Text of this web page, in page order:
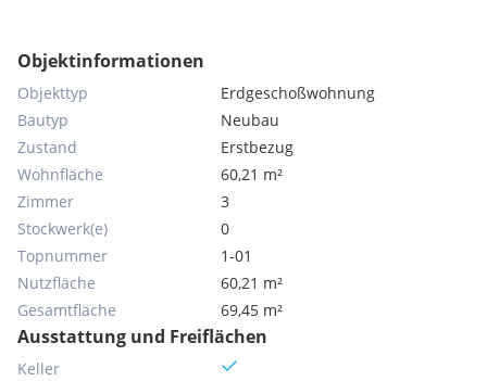
Objektinformationen
Objekttyp
Erdgeschoßwohnung
Bautyp
Neubau
Zustand
Erstbezug
Wohnfläche
60,21 m²
Zimmer
3
Stockwerk(e)
0
Topnummer
1-01
Nutzfläche
60,21 m²
Gesamtfläche
69,45 m²
Ausstattung und Freiflächen
Keller